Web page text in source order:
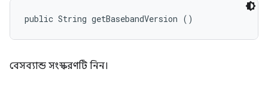
public String getBasebandVersion ()
বেসব্যান্ড সংস্করণটি নিন।